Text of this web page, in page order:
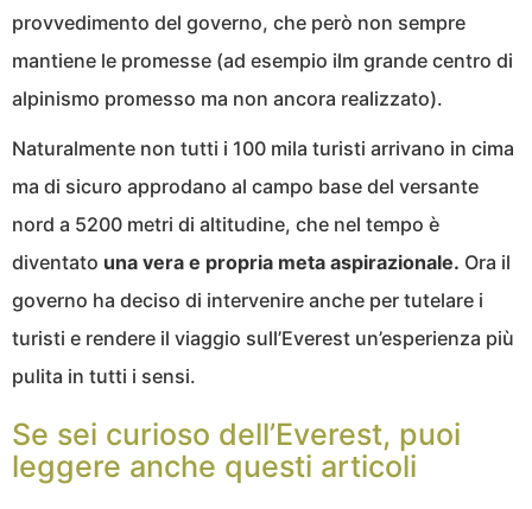
provvedimento del governo, che però non sempre
mantiene le promesse (ad esempio ilm grande centro di
alpinismo promesso ma non ancora realizzato).
Naturalmente non tutti i 100 mila turisti arrivano in cima
ma di sicuro approdano al campo base del versante
nord a 5200 metri di altitudine, che nel tempo è
diventato una vera e propria meta aspirazionale. Ora il
governo ha deciso di intervenire anche per tutelare i
turisti e rendere il viaggio sull’Everest un’esperienza più
pulita in tutti i sensi.
Se sei curioso dell’Everest, puoi
leggere anche questi articoli